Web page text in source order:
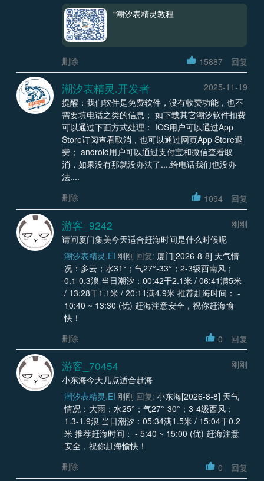
“潮汐表精灵教程
删除 15887 回复
潮汐表精灵.开发者
2025-11-19
提醒：我们软件是免费软件，没有收费功能，也不
需要填电话之类的信息； 如下载其它潮汐软件扣费
可以通过下面方式处理： IOS用户可以通过App
Store订阅查看取消，也可以通过网页App Store退
费； android用户可以通过支付宝和微信查看取
消，如果没有那就没办法了....给电话我们也没办
法....
删除
1094 回复
游客_9242
刚刚
请问厦门集美今天适合赶海时间是什么时候呢
潮汐表精灵.EI 刚刚 回复: 厦门[2026-8-8] 天气情
况：多云；水31°；气27°-33°；2-3级西南风；
0.1-0.3浪 当日潮汐：00:42干2.1米 / 06:41满5米
/ 13:28干1.1米 / 20:11满4.9米 推荐赶海时间： -
10:40 ~ 13:30 (优) 赶海注意安全，祝你赶海愉
快！
删除
0 回复
游客_70454
刚刚
小东海今天几点适合赶海
潮汐表精灵.EI 刚刚 回复: 小东海[2026-8-8] 天气
情况：大雨；水25°；气27°-30°；3-4级西风；
1.3-1.9浪 当日潮汐：05:34满1.5米 / 15:04干0.2
米 推荐赶海时间： - 5:40 ~ 15:00 (优) 赶海注意
安全，祝你赶海愉快！
删除
0 回复